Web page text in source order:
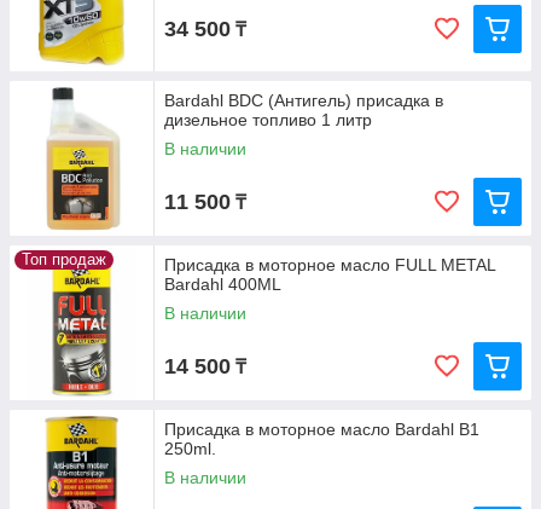
34 500 ₸
Bardahl BDC (Антигель) присадка в
дизельное топливо 1 литр
В наличии
11 500 ₸
Топ продаж
Присадка в моторное масло FULL METAL
Bardahl 400ML
В наличии
14 500 ₸
Присадка в моторное масло Bardahl B1
250ml.
В наличии